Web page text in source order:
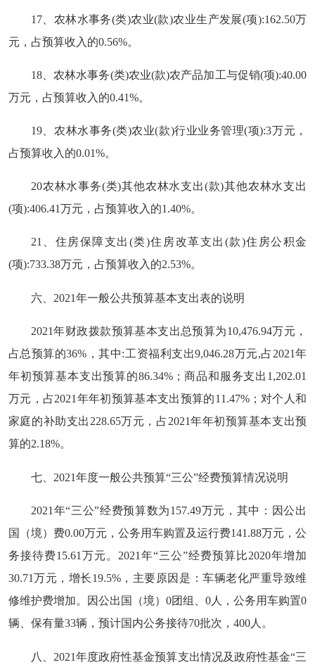
17、农林水事务(类)农业(款)农业生产发展(项):162.50万
元，占预算收入的0.56%。
18、农林水事务(类)农业(款)农产品加工与促销(项):40.00
万元，占预算收入的0.41%。
19、农林水事务(类)农业(款)行业业务管理(项):3万元，
占预算收入的0.01%。
20农林水事务(类)其他农林水支出(款)其他农林水支出
(项):406.41万元，占预算收入的1.40%。
21、住房保障支出(类)住房改革支出(款)住房公积金
(项):733.38万元，占预算收入的2.53%。
六、2021年一般公共预算基本支出表的说明
2021年财政拨款预算基本支出总预算为10,476.94万元，
占总预算的36%，其中:工资福利支出9,046.28万元,占2021年
年初预算基本支出预算的86.34%；商品和服务支出1,202.01
万元，占2021年年初预算基本支出预算的11.47%；对个人和
家庭的补助支出228.65万元，占2021年年初预算基本支出预
算的2.18%。
七、2021年度一般公共预算“三公”经费预算情况说明
2021年“三公”经费预算数为157.49万元，其中：因公出
国（境）费0.00万元，公务用车购置及运行费141.88万元，公
务接待费15.61万元。2021年“三公”经费预算比2020年增加
30.71万元，增长19.5%，主要原因是：车辆老化严重导致维
修维护费增加。因公出国（境）0团组、0人，公务用车购置0
辆、保有量33辆，预计国内公务接待70批次，400人。
八、2021年度政府性基金预算支出情况及政府性基金“三